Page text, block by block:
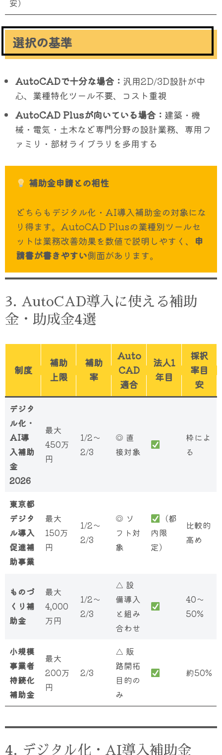
安）
選択の基準
AutoCADで十分な場合： 汎用2D/3D設計が中
心、業種特化ツール不要、コスト重視
AutoCAD Plusが向いている場合： 建築・機
械・電気・土木など専門分野の設計業務、専用フ
ァミリ・部材ライブラリを多用する
補助金申請との相性
どちらもデジタル化・AI導入補助金の対象にな
り得ます。AutoCAD Plusの業種別ツールセ
ットは業務改善効果を数値で説明しやすく、
申
請書が書きやすい側面があります。
3. AutoCAD導入に使える補助
金・助成金4選
制度
補助
上限
補助
率
Auto
CAD
適合
法人1
年目
採択
率目
安
デジタ
ル化・
AI導
入補助
金
2026
最大
450万
円
1/2〜
2/3
◎ 直
接対象
枠によ
る
東京都
デジタ
ル導入
促進補
助事業
最大
150万
円
1/2〜
2/3
◎ ソ
フト対
象
（都
内限
定）
比較的
高め
ものづ
くり補
助金
最大
4,000
万円
1/2〜
2/3
△ 設
備導入
と組み
合わせ
40〜
50%
小規模
事業者
持続化
補助金
最大
200万
円
2/3
△ 販
路開拓
目的の
み
約50%
4. デジタル化・AI導入補助金